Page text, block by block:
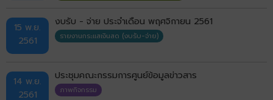
15 พ.ย.
2561
งบรับ - จ่าย ประจำเดือน พฤศจิกายน 2561
รายงานกระแสเงินสด (งบรับ-จ่าย)
14 พ.ย.
2561
ประชุมคณะกรรมการศูนย์ข้อมูลข่าวสาร
ภาพกิจกรรม